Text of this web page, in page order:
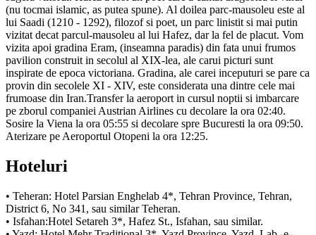
(nu tocmai islamic, as putea spune). Al doilea parc-mausoleu este al
lui Saadi (1210 - 1292), filozof si poet, un parc linistit si mai putin
vizitat decat parcul-mausoleu al lui Hafez, dar la fel de placut. Vom
vizita apoi gradina Eram, (inseamna paradis) din fata unui frumos
pavilion construit in secolul al XIX-lea, ale carui picturi sunt
inspirate de epoca victoriana. Gradina, ale carei inceputuri se pare ca
provin din secolele XI - XIV, este considerata una dintre cele mai
frumoase din Iran.Transfer la aeroport in cursul noptii si imbarcare
pe zborul companiei Austrian Airlines cu decolare la ora 02:40.
Sosire la Viena la ora 05:55 si decolare spre Bucuresti la ora 09:50.
Aterizare pe Aeroportul Otopeni la ora 12:25.
Hoteluri
• Teheran: Hotel Parsian Enghelab 4*, Tehran Province, Tehran,
District 6, No 341, sau similar Teheran.
• Isfahan:Hotel Setareh 3*, Hafez St., Isfahan, sau similar.